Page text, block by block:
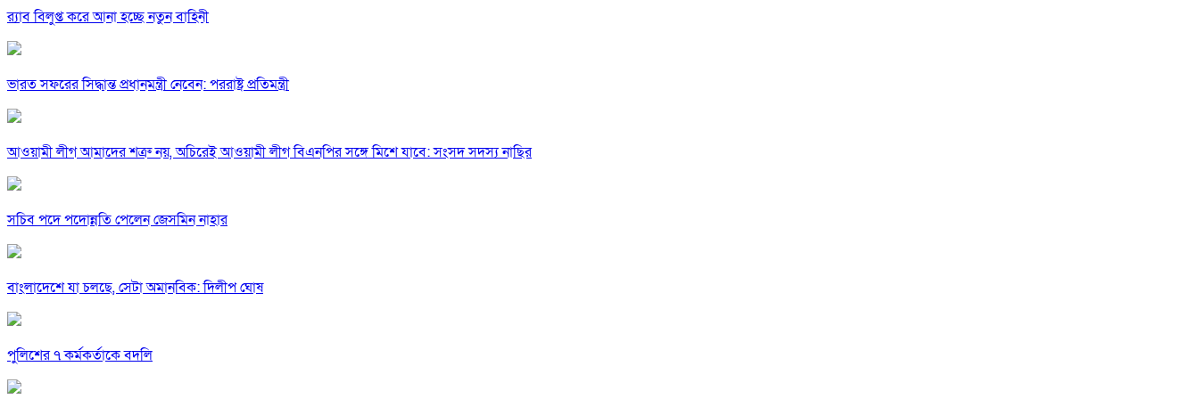
র‍্যাব বিলুপ্ত করে আনা হচ্ছে নতুন বাহিনী
ভারত সফরের সিদ্ধান্ত প্রধানমন্ত্রী নেবেন: পররাষ্ট্র প্রতিমন্ত্রী
আওয়ামী লীগ আমাদের শত্রু নয়, অচিরেই আওয়ামী লীগ বিএনপির সঙ্গে মিশে যাবে: সংসদ সদস্য নাছির
সচিব পদে পদোন্নতি পেলেন জেসমিন নাহার
বাংলাদেশে যা চলছে, সেটা অমানবিক: দিলীপ ঘোষ
পুলিশের ৭ কর্মকর্তাকে বদলি